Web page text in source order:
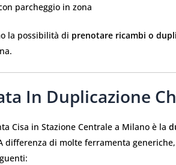
parcheggio in zona
la possibilità di prenotare ricambi o
In Duplicazione
Cisa in Stazione Centrale a Milano è la
differenza di molte ferramenta generiche,